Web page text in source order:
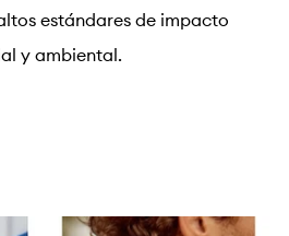
estándares de impacto
y ambiental.